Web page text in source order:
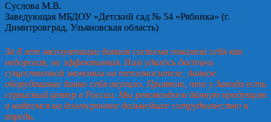
Суслова М.В.
Заведующая МБДОУ «Детский сад № 54 «Рябинка» (г.
Димитровград, Ульяновская область)
За 8 лет эксплуатации данная система показала себя как
недорогая, но эффективная. Нам удалось достичь
существенной экономии на теплоносителе, данное
оборудование давно себя окупило. Приятно, что у Завода есть
сервисный центр в России. Мы рекомендуем данную продукцию
и надеемся на долгосрочное дальнейшее сотрудничество и
впредь.